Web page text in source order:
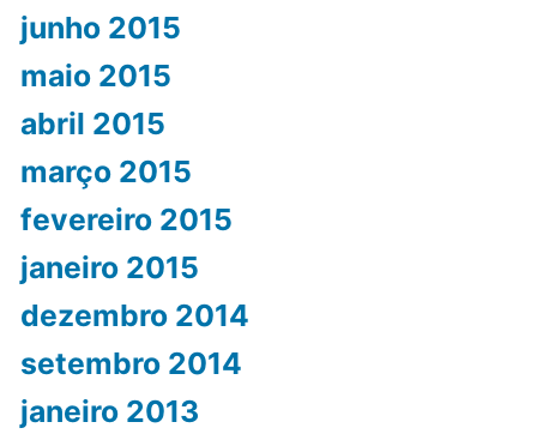
junho 2015
maio 2015
abril 2015
março 2015
fevereiro 2015
janeiro 2015
dezembro 2014
setembro 2014
janeiro 2013